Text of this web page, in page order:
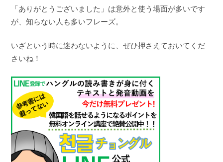
「ありがとうございました」は意外と使う場面が多いです
が、知らない人も多いフレーズ。
いざという時に迷わないように、ぜひ押さえておいてくだ
さいね！